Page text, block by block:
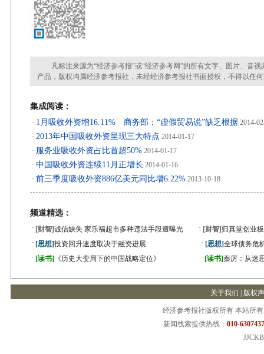
凡标注来源为“经济参考报”或“经济参考网”的所有文字、图片、音视
产品，版权均属经济参考报社，未经经济参考报社书面授权，不得以任
集成阅读：
· 1月吸收外资增16.11% 商务部：“虚假贸易说”缺乏根据 2014-
· 2013年中国吸收外资呈现三大特点 2014-01-17
· 服务业吸收外资占比首超50% 2014-01-17
· 中国吸收外资连续11月正增长 2014-01-16
· 前三季度吸收外资886亿美元同比增6.22% 2013-10-18
频道精选：
· [财智]诚信缺失 家乐福超市多种违法手段遭曝光 · [财智] 归真堂创业
· [思想]投资回升速度取决于融资进展 · [思想]全球债务危
· [读书] 《历史大变局下的中国战略定位》 · [读书]秦厉：从迷
关于我们 版权
经济参考报社版权所有 本站所
新闻线索提供热线： 010-